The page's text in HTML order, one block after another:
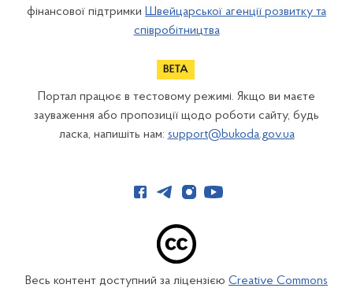
фінансової підтримки Швейцарської агенції розвитку та
співробітництва
Портал працює в тестовому режимі. Якщо ви маєте
зауваження або пропозиції щодо роботи сайту, будь
ласка, напишіть нам: support@bukoda.gov.ua
Весь контент доступний за ліцензією Creative Commons